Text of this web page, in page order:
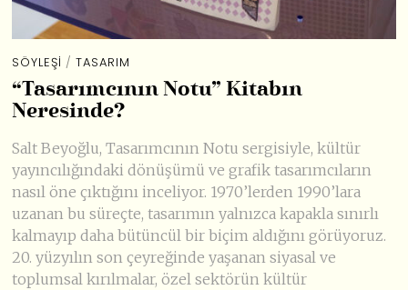
SÖYLEŞI / TASARIM
“Tasarımcının Notu” Kitabın
Neresinde?
Salt Beyoğlu, Tasarımcının Notu sergisiyle, kültür
yayıncılığındaki dönüşümü ve grafik tasarımcıların
nasıl öne çıktığını inceliyor. 1970’lerden 1990’lara
uzanan bu süreçte, tasarımın yalnızca kapakla sınırlı
kalmayıp daha bütüncül bir biçim aldığını görüyoruz.
20. yüzyılın son çeyreğinde yaşanan siyasal ve
toplumsal kırılmalar, özel sektörün kültür